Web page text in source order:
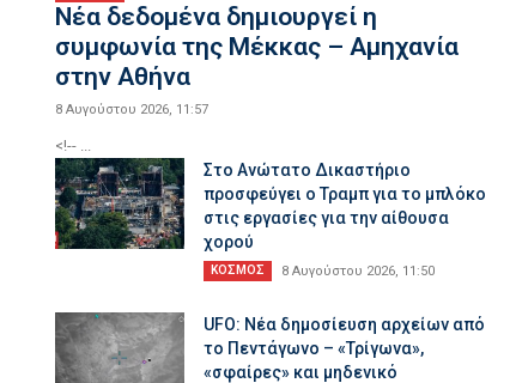
Νέα δεδομένα δημιουργεί η
συμφωνία της Μέκκας – Αμηχανία
στην Αθήνα
8 Αυγούστου 2026, 11:57
<!-- ...
Στο Ανώτατο Δικαστήριο
προσφεύγει ο Τραμπ για το μπλόκο
στις εργασίες για την αίθουσα
χορού
ΚΟΣΜΟΣ 8 Αυγούστου 2026, 11:50
UFO: Νέα δημοσίευση αρχείων από
το Πεντάγωνο – «Τρίγωνα»,
«σφαίρες» και μηδενικό